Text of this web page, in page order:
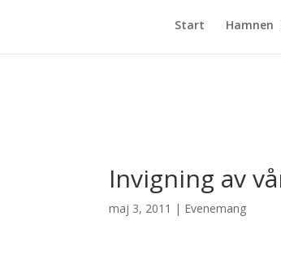
Start Hamnen
Invigning av
maj 3, 2011 | Evenemang